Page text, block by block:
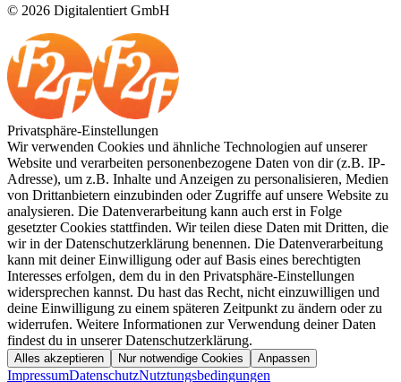
© 2026 Digitalentiert GmbH
Privatsphäre-Einstellungen
Wir verwenden Cookies und ähnliche Technologien auf unserer
Website und verarbeiten personenbezogene Daten von dir (z.B. IP-
Adresse), um z.B. Inhalte und Anzeigen zu personalisieren, Medien
von Drittanbietern einzubinden oder Zugriffe auf unsere Website zu
analysieren. Die Datenverarbeitung kann auch erst in Folge
gesetzter Cookies stattfinden. Wir teilen diese Daten mit Dritten, die
wir in der Datenschutzerklärung benennen. Die Datenverarbeitung
kann mit deiner Einwilligung oder auf Basis eines berechtigten
Interesses erfolgen, dem du in den Privatsphäre-Einstellungen
widersprechen kannst. Du hast das Recht, nicht einzuwilligen und
deine Einwilligung zu einem späteren Zeitpunkt zu ändern oder zu
widerrufen. Weitere Informationen zur Verwendung deiner Daten
findest du in unserer Datenschutzerklärung.
Alles akzeptieren Nur notwendige Cookies Anpassen
ImpressumDatenschutzNutztungsbedingungen